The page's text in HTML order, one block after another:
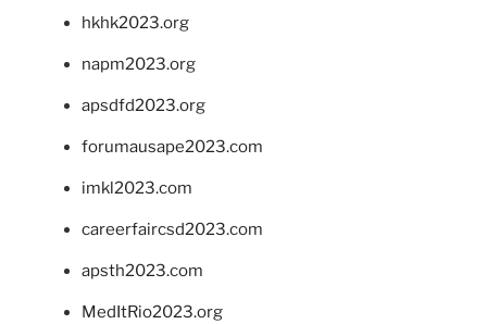
hkhk2023.org
napm2023.org
apsdfd2023.org
forumausape2023.com
imkl2023.com
careerfaircsd2023.com
apsth2023.com
MedItRio2023.org